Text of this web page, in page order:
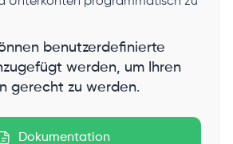
benutzerdefinierte
werden, um Ihren
gerecht zu werden.
Dokumentation